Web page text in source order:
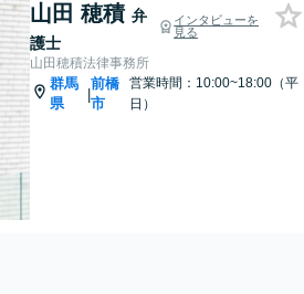
山田 穂積 弁
護士
インタビューを
見る
山田穂積法律事務所
群馬
県
|
前橋
市
営業時間：10:00~18:00（平
日）